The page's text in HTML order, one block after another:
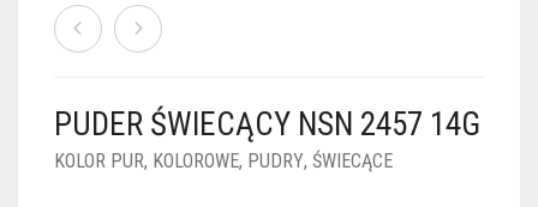
FOIL DIP
PUDER ŚWIECĄCY NSN 2457 14G
KOLOR PUR, KOLOROWE, PUDRY, ŚWIECĄCE